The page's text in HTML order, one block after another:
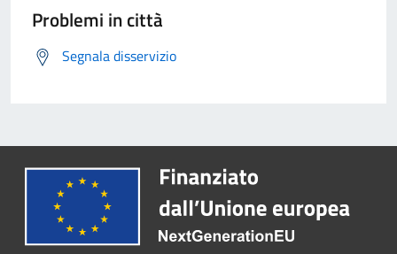
Problemi in città
Segnala disservizio